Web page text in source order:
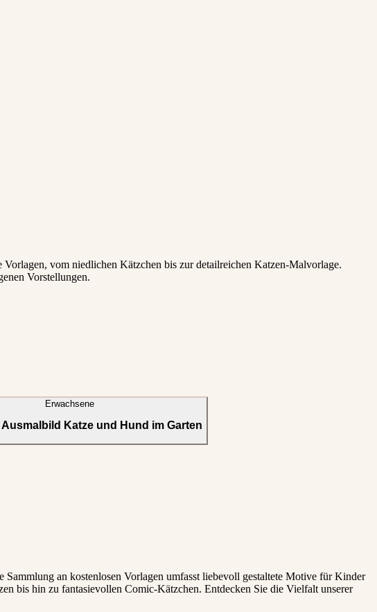
vom niedlichen Kätzchen bis zur detailreichen Katzen-Malvorlage.
Vorstellungen.
Erwachsene
Katze und Hund im Garten
an kostenlosen Vorlagen umfasst liebevoll gestaltete Motive für Kinder
bis hin zu fantasievollen Comic-Kätzchen. Entdecken Sie die Vielfalt unserer